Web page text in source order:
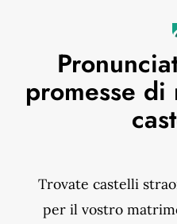
promesse
Trovate castelli
per il vostro